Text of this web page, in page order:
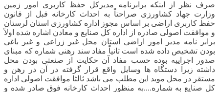
صرف نظر از اینکه برابرنامه مدیرکل حفظ کاربری امور زمین
وزارت جهاد کشاورزی صراحتاً به احداث کارخانه قبل از قانون
حفظ کاربری اراضی بر اساس مجوز اداره کشاورزی استان لرستان
و موافقت اصولی صادره از اداره کل صنایع و معادن اشاره شده اولاً
برابر نامه مدیر امور اراضی استان محل غیر زراعی و غیر باغی
بودن تشخیص داده شده است ثانیاً مفاد سند رهنی شماره که مبنای
صدور اجراییه بوده حسب مفاد آن حکایت از صنعتی بودن محل
داشته زیرا دستگاه ها وسایل واقع قرار گرفته در آن در رهن و
مستقر در محل موید این مطلب می باشد ثالثا موافقت اصولی اداره
کل صنایع به شماره....به منظور احداث کارخانه فوق صادر شده و